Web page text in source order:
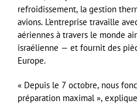
refroidissement, la gestion
avions. L’entreprise travaille
aériennes à travers le monde
israélienne — et fournit des
Europe.
« Depuis le 7 octobre, nous
préparation maximal », explique